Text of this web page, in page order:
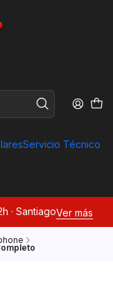
Servicio Técnico
· SantiagoVer más